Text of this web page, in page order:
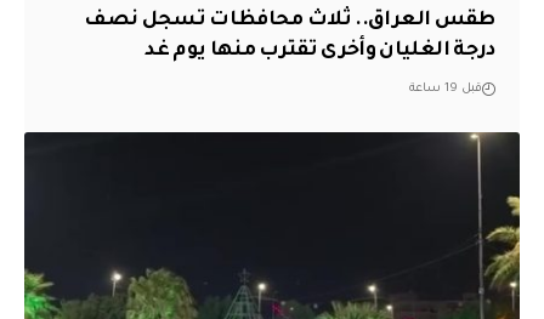
طقس العراق.. ثلاث محافظات تسجل نصف
درجة الغليان وأخرى تقترب منها يوم غد
قبل 19 ساعة